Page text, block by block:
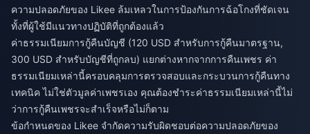
ความปลอดภัยของ Likee ล้มเหลวในการป้องกันการฉ้อโกงที่ชัดเจน
ทั้งที่ผู้ใช้มีแนวทางปฏิบัติที่ถูกต้องแล้ว
ค่าธรรมเนียมการกู้คืนบัญชี (120 USD สำหรับการกู้คืนมาตรฐาน,
300 USD สำหรับบัญชีที่ถูกลบ) แยกต่างหากจากการคืนเพชร ค่า
ธรรมเนียมเหล่านี้ครอบคลุมการตรวจสอบและกระบวนการกู้คืนทาง
เทคนิค ไม่ใช่ตัวมูลค่าเพชรเอง คุณต้องชำระค่าธรรมเนียมเหล่านี้ไม่
ว่าการกู้คืนเพชรจะสำเร็จหรือไม่ก็ตาม
ข้อกำหนดของ Likee จำกัดความรับผิดชอบต่อความปลอดภัยของ